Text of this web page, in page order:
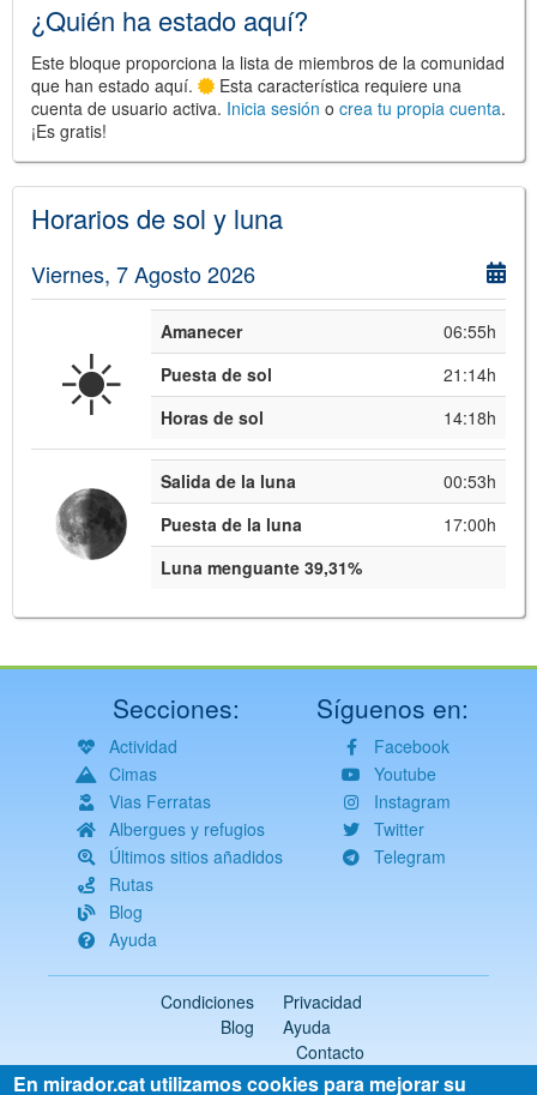
JS library for interactive maps
©
Institut Cartogràfic i Geològic de
Catalunya
¿Quién ha estado aquí?
Este bloque proporciona la lista de miembros de la comunidad
que han estado aquí.
Esta característica requiere una
cuenta de usuario activa. Inicia sesión o crea tu propia cuenta.
¡Es gratis!
Horarios de sol y luna
Viernes, 7 Agosto 2026
☀️ Amanecer
06:55h
Puesta de sol
21:14h
Horas de sol
14:18h
Salida de la luna
00:53h
Puesta de la luna
17:00h
Luna menguante 39,31%
Secciones:
Actividad
Cimas
Vias Ferratas
Albergues y refugios
Últimos sitios añadidos
Rutas
Blog
Ayuda
Síguenos en:
Facebook
Youtube
Instagram
Twitter
Telegram
Condiciones
Privacidad
Blog
Ayuda
Contacto
2018-2026 ©mirador.cat
En mirador.cat utilizamos cookies para mejorar su